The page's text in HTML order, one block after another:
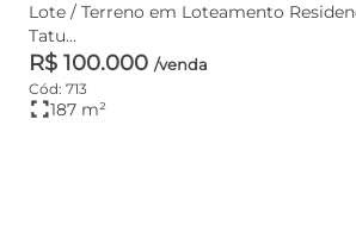
Lote / Terreno em Loteamento
Tatu...
R$ 100.000 /venda
Cód: 713
fullscreen187 m²